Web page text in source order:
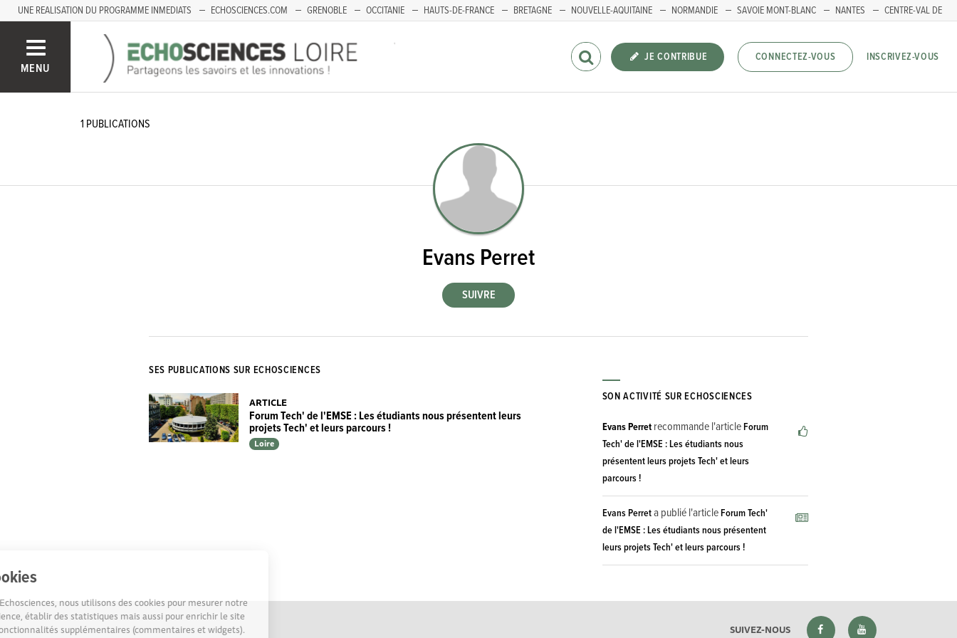
Cookies
Sur Echosciences, nous utilisons des cookies pour mesurer notre
audience, établir des statistiques mais aussi pour enrichir le site
de fonctionnalités supplémentaires (commentaires et widgets).
UNE REALISATION DU PROGRAMME INMEDIATS ECHOSCIENCES.COM GRENOBLE OCCITANIE HAUTS-DE-FRANCE BRETAGNE NOUVELLE-AQUITAINE NORMANDIE SAVOIE MONT-BLANC NANTES
CENTRE-VAL DE
MENU
JE CONTRIBUE CONNECTEZ-VOUS INSCRIVEZ-VOUS
1 PUBLICATIONS
Evans Perret
SES PUBLICATIONS SUR ECHOSCIENCES
ARTICLE
Forum Tech' de l'EMSE : Les étudiants nous présentent leurs
projets Tech' et leurs parcours !
Loire
SON ACTIVITÉ SUR ECHOSCIENCES
Evans Perretrecommande l'articleForum
Tech' de l'EMSE : Les étudiants nous
présentent leurs projets Tech' et leurs
parcours !
Evans Perreta publié l'articleForum Tech'
de l'EMSE : Les étudiants nous présentent
leurs projets Tech' et leurs parcours !
SUIVEZ-NOUS